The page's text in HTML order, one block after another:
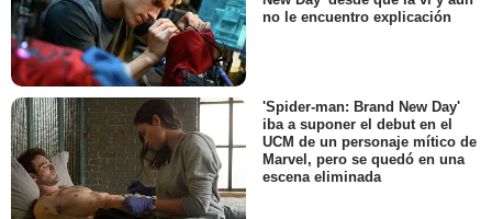
no le encuentro explicación
'Spider-man: Brand New Day'
iba a suponer el debut en el
UCM de un personaje mítico de
Marvel, pero se quedó en una
escena eliminada